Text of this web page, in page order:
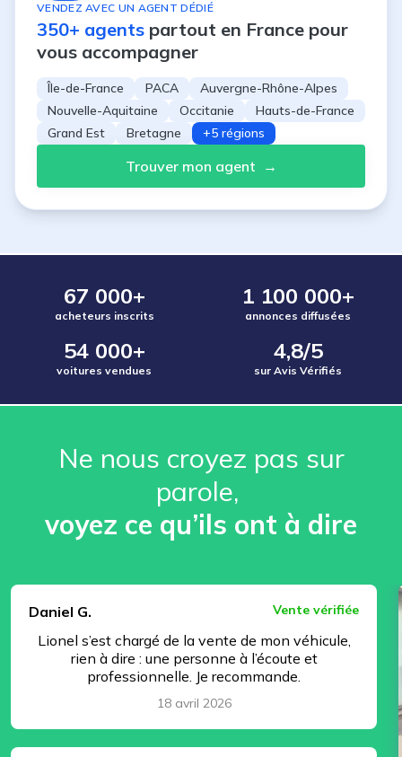
VENDEZ AVEC UN AGENT DÉDIÉ
350+ agents partout en France pour
vous accompagner
Île-de-France PACA
Auvergne-Rhône-Alpes
Nouvelle-Aquitaine
Occitanie
Hauts-de-France
Grand Est
Bretagne +5 régions
Trouver mon agent →
67 000+
acheteurs inscrits
1 100 000+
annonces diffusées
54 000+
voitures vendues
4,8/5
sur Avis Vérifiés
Ne nous croyez pas sur
parole, ️
voyez ce qu’ils ont à dire
Daniel G.
Vente vérifiée
Lionel s’est chargé de la vente de mon véhicule,
rien à dire : une personne à l’écoute et
professionnelle. Je recommande.
18 avril 2026